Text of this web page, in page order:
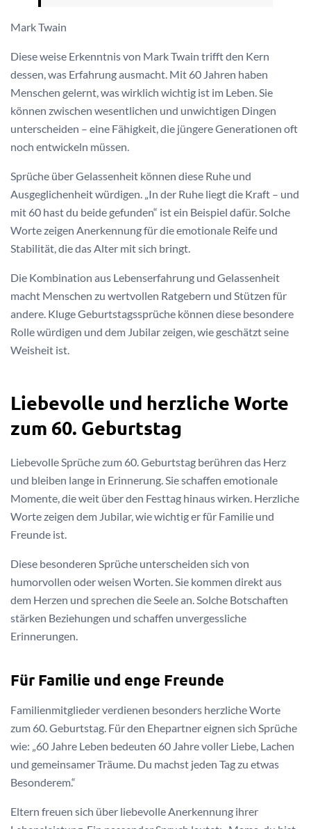
Mark Twain
Diese weise Erkenntnis von Mark Twain trifft den Kern
dessen, was Erfahrung ausmacht. Mit 60 Jahren haben
Menschen gelernt, was wirklich wichtig ist im Leben. Sie
können zwischen wesentlichen und unwichtigen Dingen
unterscheiden – eine Fähigkeit, die jüngere Generationen oft
noch entwickeln müssen.
Sprüche über Gelassenheit können diese Ruhe und
Ausgeglichenheit würdigen. „In der Ruhe liegt die Kraft – und
mit 60 hast du beide gefunden“ ist ein Beispiel dafür. Solche
Worte zeigen Anerkennung für die emotionale Reife und
Stabilität, die das Alter mit sich bringt.
Die Kombination aus Lebenserfahrung und Gelassenheit
macht Menschen zu wertvollen Ratgebern und Stützen für
andere. Kluge Geburtstagssprüche können diese besondere
Rolle würdigen und dem Jubilar zeigen, wie geschätzt seine
Weisheit ist.
Liebevolle und herzliche Worte
zum 60. Geburtstag
Liebevolle Sprüche zum 60. Geburtstag berühren das Herz
und bleiben lange in Erinnerung. Sie schaffen emotionale
Momente, die weit über den Festtag hinaus wirken. Herzliche
Worte zeigen dem Jubilar, wie wichtig er für Familie und
Freunde ist.
Diese besonderen Sprüche unterscheiden sich von
humorvollen oder weisen Worten. Sie kommen direkt aus
dem Herzen und sprechen die Seele an. Solche Botschaften
stärken Beziehungen und schaffen unvergessliche
Erinnerungen.
Für Familie und enge Freunde
Familienmitglieder verdienen besonders herzliche Worte
zum 60. Geburtstag. Für den Ehepartner eignen sich Sprüche
wie: „60 Jahre Leben bedeuten 60 Jahre voller Liebe, Lachen
und gemeinsamer Träume. Du machst jeden Tag zu etwas
Besonderem.“
Eltern freuen sich über liebevolle Anerkennung ihrer